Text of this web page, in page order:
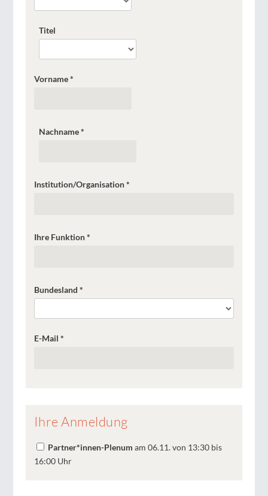
Titel
Vorname*
Nachname*
Institution/Organisation*
Ihre Funktion*
Bundesland *
E-Mail *
Ihre Anmeldung
Partner*innen-Plenum am 06.11. von 13:30 bis
16:00 Uhr